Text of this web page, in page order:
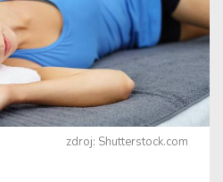
zdroj: Shutterstock.com